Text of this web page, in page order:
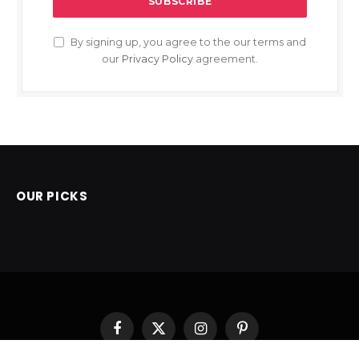
By signing up, you agree to the our terms and
our Privacy Policy agreement.
OUR PICKS
Facebook
X
InstagramPinterest